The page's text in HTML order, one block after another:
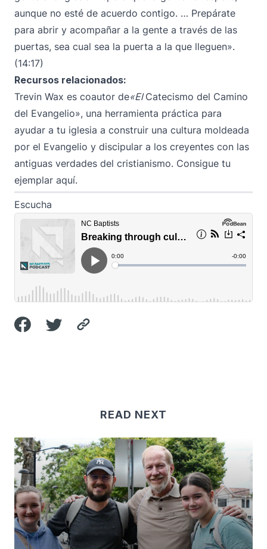
aunque no esté de acuerdo contigo. … Prepárate
para abrir y acompañar a la gente a través de las
puertas, sea cual sea la puerta a la que lleguen».
(14:17)
Recursos relacionados:
Trevin Wax es coautor de«ElCatecismo del Camino
del Evangelio», una herramienta práctica para
ayudar a tu iglesia a construir una cultura moldeada
por el Evangelio y discipular a los creyentes con las
antiguas verdades del cristianismo. Consigue tu
ejemplar aquí.
Escucha
READ NEXT